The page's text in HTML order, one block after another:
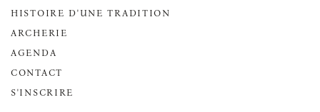
HISTOIRE D'UNE TRADITION
ARCHERIE
AGENDA
CONTACT
S'INSCRIRE